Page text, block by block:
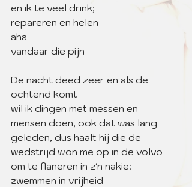
en ik te veel drink;
repareren en helen
aha
vandaar die pijn
De nacht deed zeer en als de
ochtend komt
wil ik dingen met messen en
mensen doen, ook dat was lang
geleden, dus haalt hij die de
wedstrijd won me op in de volvo
om te flaneren in z'n nakie:
zwemmen in vrijheid